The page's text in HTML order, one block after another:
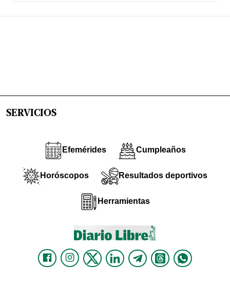
SERVICIOS
Efemérides Cumpleaños
Horóscopos Resultados deportivos
Herramientas